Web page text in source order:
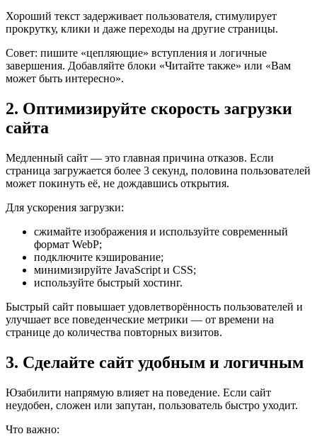
Хороший текст задерживает пользователя, стимулирует
прокрутку, клики и даже переходы на другие страницы.
Совет: пишите «цепляющие» вступления и логичные
завершения. Добавляйте блоки «Читайте также» или «Вам
может быть интересно».
2. Оптимизируйте скорость загрузки
сайта
Медленный сайт — это главная причина отказов. Если
страница загружается более 3 секунд, половина пользователей
может покинуть её, не дождавшись открытия.
Для ускорения загрузки:
сжимайте изображения и используйте современный
формат WebP;
подключите кэширование;
минимизируйте JavaScript и CSS;
используйте быстрый хостинг.
Быстрый сайт повышает удовлетворённость пользователей и
улучшает все поведенческие метрики — от времени на
странице до количества повторных визитов.
3. Сделайте сайт удобным и логичным
Юзабилити напрямую влияет на поведение. Если сайт
неудобен, сложен или запутан, пользователь быстро уходит.
Что важно: